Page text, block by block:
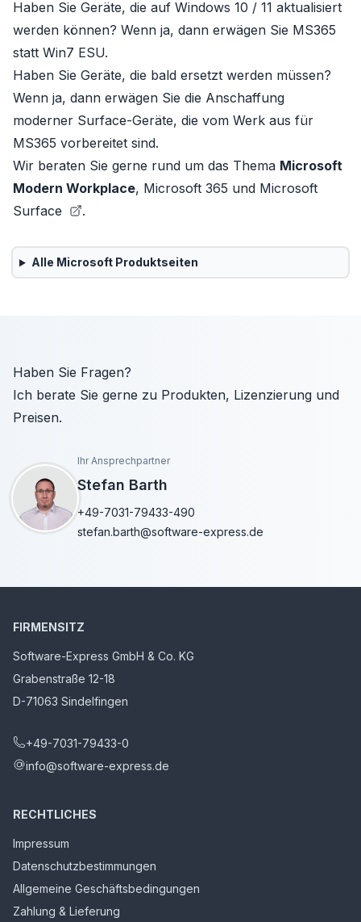
Haben Sie Geräte, die auf Windows 10 / 11 aktualisiert
werden können? Wenn ja, dann erwägen Sie MS365
statt Win7 ESU.
Haben Sie Geräte, die bald ersetzt werden müssen?
Wenn ja, dann erwägen Sie die Anschaffung
moderner Surface-Geräte, die vom Werk aus für
MS365 vorbereitet sind.
Wir beraten Sie gerne rund um das Thema Microsoft
Modern Workplace, Microsoft 365 und Microsoft
Surface
.
Alle MicrosoftProduktseiten
Haben Sie Fragen?
Ich berate Sie gerne zu Produkten, Lizenzierung und
Preisen.
Ihr Ansprechpartner
Stefan Barth
+49-7031-79433-490
stefan.barth@software-express.de
FIRMENSITZ
Software-Express GmbH & Co. KG
Grabenstraße 12-18
D-71063 Sindelfingen
+49-7031-79433-0
info@software-express.de
RECHTLICHES
Impressum
Datenschutzbestimmungen
Allgemeine Geschäftsbedingungen
Zahlung & Lieferung